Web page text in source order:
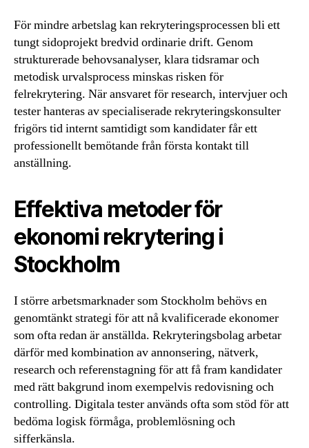
För mindre arbetslag kan rekryteringsprocessen bli ett
tungt sidoprojekt bredvid ordinarie drift. Genom
strukturerade behovsanalyser, klara tidsramar och
metodisk urvalsprocess minskas risken för
felrekrytering. När ansvaret för research, intervjuer och
tester hanteras av specialiserade rekryteringskonsulter
frigörs tid internt samtidigt som kandidater får ett
professionellt bemötande från första kontakt till
anställning.
Effektiva metoder för
ekonomi rekrytering i
Stockholm
I större arbetsmarknader som Stockholm behövs en
genomtänkt strategi för att nå kvalificerade ekonomer
som ofta redan är anställda. Rekryteringsbolag arbetar
därför med kombination av annonsering, nätverk,
research och referenstagning för att få fram kandidater
med rätt bakgrund inom exempelvis redovisning och
controlling. Digitala tester används ofta som stöd för att
bedöma logisk förmåga, problemlösning och
sifferkänsla.